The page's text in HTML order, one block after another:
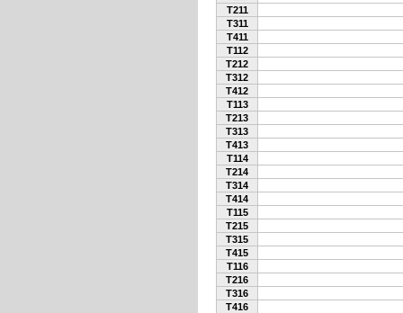
T211
T311
T411
T112
T212
T312
T412
T113
T213
T313
T413
T114
T214
T314
T414
T115
T215
T315
T415
T116
T216
T316
T416